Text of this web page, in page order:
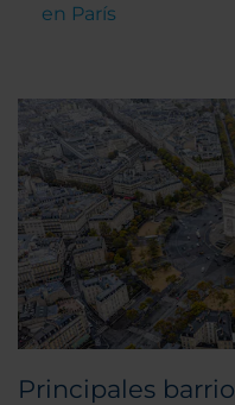
en París
Principales